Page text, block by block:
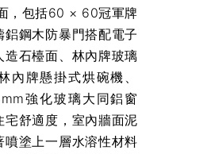
，包括60 × 60冠軍牌
鋁鋼木防暴門搭配電子
造石檯面、林內牌玻璃
內牌懸掛式烘碗機、
強化玻璃大同鋁窗
宅舒適度，室內牆面泥
噴塗上一層水溶性材料